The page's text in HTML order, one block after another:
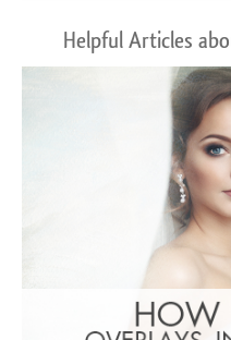
Helpful Articles